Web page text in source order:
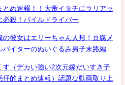
め速報！！大帝イタチにラリアッ
必殺！パイルドライバー
彼女はエリーちゃん人形！豆腐メ
バイターのぬいぐるみ男子末路編
す（デカい強い2次元嫁だいすき子
的まとめ速報）話題な動画取り上